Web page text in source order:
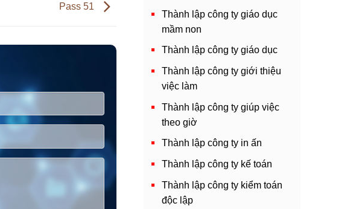
Pass 51
Thành lập công ty giáo dục
mầm non
Thành lập công ty giáo dục
Thành lập công ty giới thiệu
việc làm
Thành lập công ty giúp việc
theo giờ
Thành lập công ty in ấn
Thành lập công ty kế toán
Thành lập công ty kiểm toán
độc lập